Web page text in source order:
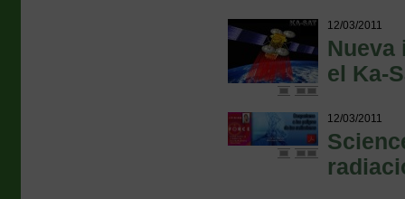
12/03/2011
Nueva
el Ka-
12/03/2011